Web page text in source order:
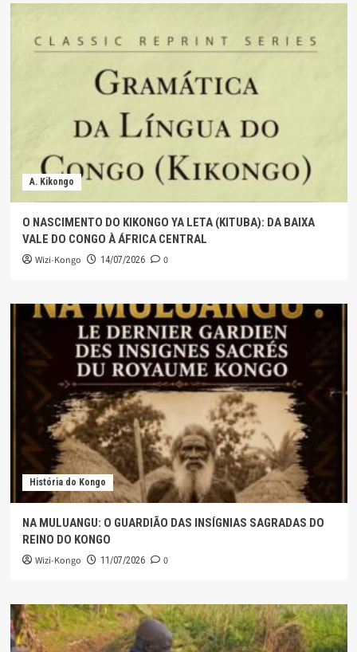
A. Kikongo
O NASCIMENTO DO KIKONGO YA LETA (KITUBA): DA BAIXA
VALE DO CONGO À ÁFRICA CENTRAL
Wizi-Kongo 14/07/2026 0
História do Kongo
NA MULUANGU: O GUARDIÃO DAS INSÍGNIAS SAGRADAS DO
REINO DO KONGO
Wizi-Kongo 11/07/2026 0